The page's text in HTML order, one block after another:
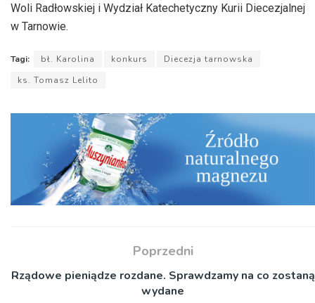
Woli Radłowskiej i Wydział Katechetyczny Kurii Diecezjalnej
w Tarnowie.
Tagi: bł. Karolina konkurs
Diecezja tarnowska
ks. Tomasz Lelito
Poprzedni
Rządowe pieniądze rozdane. Sprawdzamy na co zostaną
wydane